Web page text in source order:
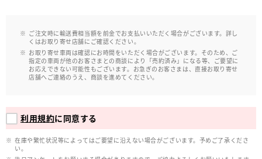
ご注文時に輸送費相当額を前金でお支払いいただく場合がございます。詳し
くはお取り寄せ店舗にご確認ください。
お取り寄せ車両は確認にお時間をいただく場合がございます。そのため、ご
指定の車両が他のお客さまとの商談により「売約済み」になる等、ご要望に
お応えできない可能性もございます。お急ぎのお客さまは、直接お取り寄せ
店舗へご連絡のうえ、商談を進めてください。
利用規約に同意する
在庫や繁忙状況等によってはご要望に沿えない場合がございます。予めご了承くださ
い。